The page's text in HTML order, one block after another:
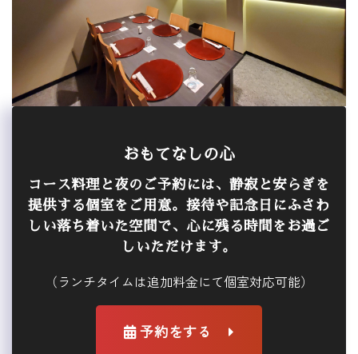
おもてなしの心
コース料理と夜のご予約には、静寂と安らぎを
提供する個室をご用意。接待や記念日にふさわ
しい落ち着いた空間で、心に残る時間をお過ご
しいただけます。
（ランチタイムは追加料金にて個室対応可能）
予約をする